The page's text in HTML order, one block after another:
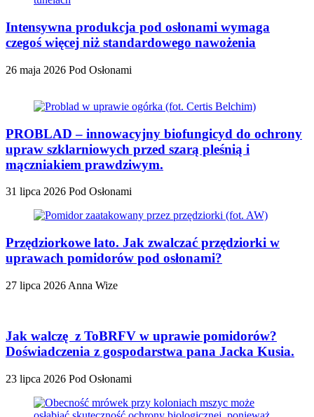
Intensywna produkcja pod osłonami wymaga
czegoś więcej niż standardowego nawożenia
26 maja 2026 Pod Osłonami
PROBLAD – innowacyjny biofungicyd do ochrony
upraw szklarniowych przed szarą pleśnią i
mączniakiem prawdziwym.
31 lipca 2026 Pod Osłonami
Przędziorkowe lato. Jak zwalczać przędziorki w
uprawach pomidorów pod osłonami?
27 lipca 2026 Anna Wize
Jak walczę z ToBRFV w uprawie pomidorów?
Doświadczenia z gospodarstwa pana Jacka Kusia.
23 lipca 2026 Pod Osłonami